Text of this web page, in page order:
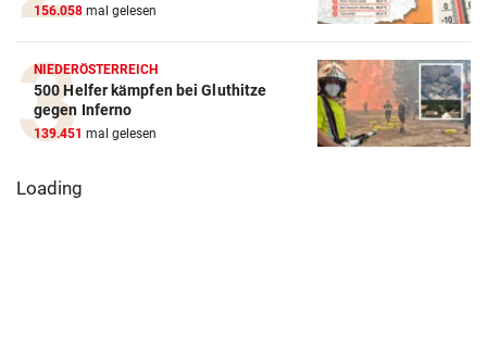
156.058 mal gelesen
NIEDERÖSTERREICH
500 Helfer kämpfen bei Gluthitze
gegen Inferno
139.451 mal gelesen